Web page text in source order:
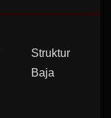
Struktur
Baja